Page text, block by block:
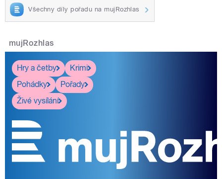
Všechny díly pořadu na mujRozhlas
mujRozhlas
Hry a četby
Krimi
Pohádky
Pořady
Živé vysílání